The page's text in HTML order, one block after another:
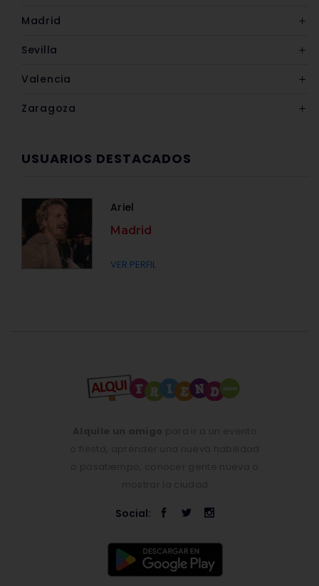
Madrid
Sevilla
Valencia
Zaragoza
USUARIOS DESTACADOS
Ariel
Madrid
VER PERFIL
Social: